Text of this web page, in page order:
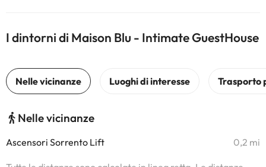
I dintorni di Maison Blu - Intimate GuestHouse
Nelle vicinanze
Ascensori Sorrento Lift 0,2 mi